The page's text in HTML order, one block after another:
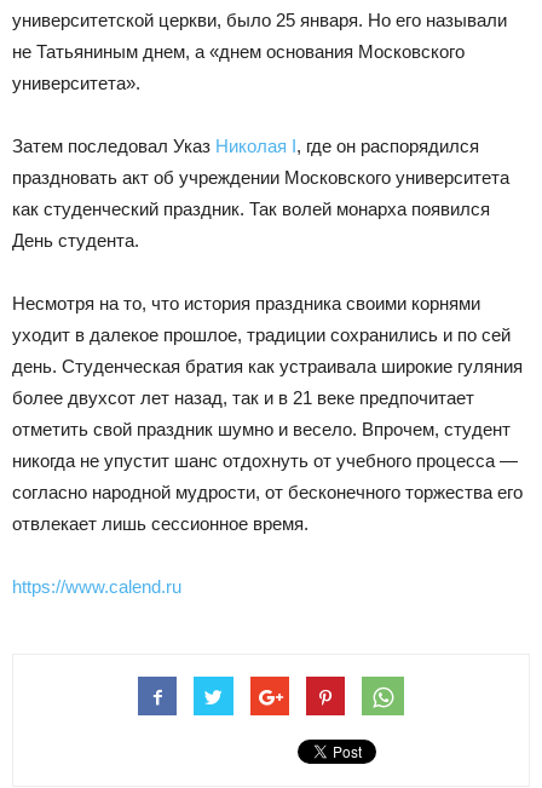
университетской церкви, было 25 января. Но его называли
не Татьяниным днем, а «днем основания Московского
университета».
Затем последовал Указ Николая I, где он распорядился
праздновать акт об учреждении Московского университета
как студенческий праздник. Так волей монарха появился
День студента.
Несмотря на то, что история праздника своими корнями
уходит в далекое прошлое, традиции сохранились и по сей
день. Студенческая братия как устраивала широкие гуляния
более двухсот лет назад, так и в 21 веке предпочитает
отметить свой праздник шумно и весело. Впрочем, студент
никогда не упустит шанс отдохнуть от учебного процесса —
согласно народной мудрости, от бесконечного торжества его
отвлекает лишь сессионное время.
https://www.calend.ru